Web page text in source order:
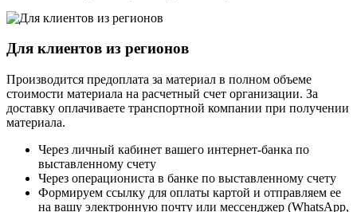
Для клиентов из регионов
Производится предоплата за материал в полном объеме
стоимости материала на расчетный счет организации. За
доставку оплачиваете транспортной компании при получении
материала.
Через личный кабинет вашего интернет-банка по
выставленному счету
Через операциониста в банке по выставленному счету
Формируем ссылку для оплаты картой и отправляем ее
на вашу электронную почту или мессенджер (WhatsApp,